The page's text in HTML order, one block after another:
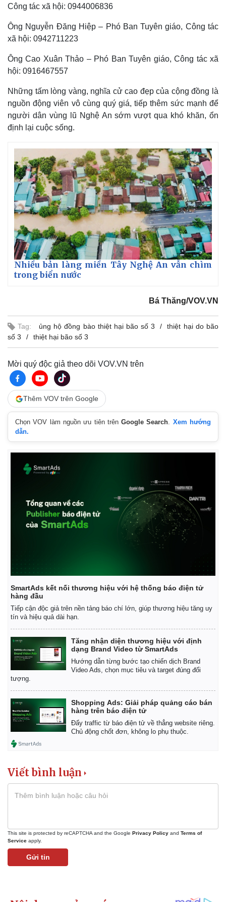
Bất động sản
Khởi nghiệp
Giá vàng
Tiêu dùng
Tỷ giá
Chứng khoán
Công tác xã hội: 0944006836
Ông Nguyễn Đăng Hiệp – Phó Ban Tuyên giáo, Công tác
xã hội: 0942711223
Ông Cao Xuân Thảo – Phó Ban Tuyên giáo, Công tác xã
hội: 0916467557
Những tấm lòng vàng, nghĩa cử cao đẹp của cộng đồng là
nguồn động viên vô cùng quý giá, tiếp thêm sức mạnh để
người dân vùng lũ Nghệ An sớm vượt qua khó khăn, ổn
định lại cuộc sống.
Nhiều bản làng miền Tây Nghệ An vẫn chìm
trong biển nước
Bá Thăng/VOV.VN
Tag: ủng hộ đồng bào thiệt hại bão số 3
thiệt hại do bão
số 3
thiệt hại bão số 3
Mời quý độc giả theo dõi VOV.VN trên
Thêm VOV trên Google
Chọn VOV làm nguồn ưu tiên trênGoogle Search. Xem hướng
dẫn.
SmartAds kết nối thương hiệu với hệ thống báo điện tử
hàng đầu
Tiếp cận độc giả trên nền tảng báo chí lớn, giúp thương hiệu tăng uy
tín và hiệu quả dài hạn.
Tăng nhận diện thương hiệu với định
dạng Brand Video từ SmartAds
Hướng dẫn từng bước tạo chiến dịch Brand
Video Ads, chọn mục tiêu và target đúng đối
tượng.
Shopping Ads: Giải pháp quảng cáo bán
hàng trên báo điện tử
Đẩy traffic từ báo điện tử về thẳng website riêng.
Chủ động chốt đơn, không lo phụ thuộc.
Viết bình luận
This site is protected by reCAPTCHA and the Google Privacy Policy and Terms of
Service apply.
Gửi tin